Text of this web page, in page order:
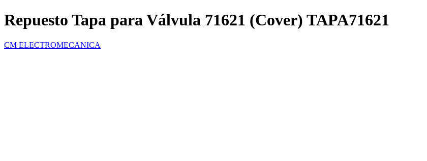
Repuesto Tapa para Válvula 71621 (Cover) TAPA71621
CM ELECTROMECANICA